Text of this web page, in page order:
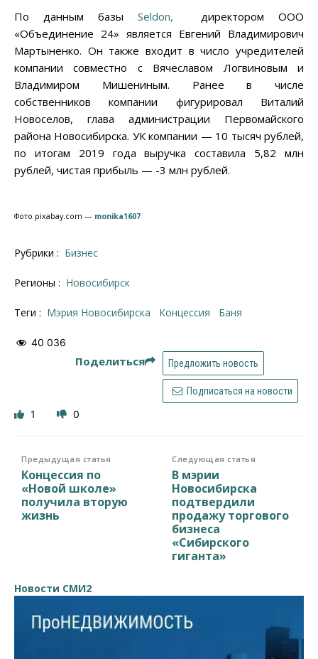
По данным базы Seldon, директором ООО
«Объединение 24» является Евгений Владимирович
Мартыненко. Он также входит в число учредителей
компании совместно с Вячеславом Логвиновым и
Владимиром Мишениным. Ранее в числе
собственников компании фигурировал Виталий
Новоселов, глава администрации Первомайского
района Новосибирска. УК компании — 10 тысяч рублей,
по итогам 2019 года выручка составила 5,82 млн
рублей, чистая прибыль — -3 млн рублей.
Фото pixabay.com — monika1607
Рубрики : Бизнес
Регионы : Новосибирск
Теги : Мэрия Новосибирска концессия Баня
40 036
Поделиться Предложить новость
Подписаться на новости
1 0
Предыдущая статья
Концессия по
«Новой школе»
получила вторую
жизнь
Следующая статья
В мэрии
Новосибирска
подтвердили
продажу торгового
бизнеса
«Сибирского
гиганта»
Новости СМИ2